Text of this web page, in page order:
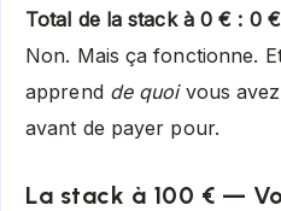
Total de la stack à 0 € : 0
Non. Mais ça fonctionne.
apprend de quoivous
avant de payer pour.
La stack à 100 € —